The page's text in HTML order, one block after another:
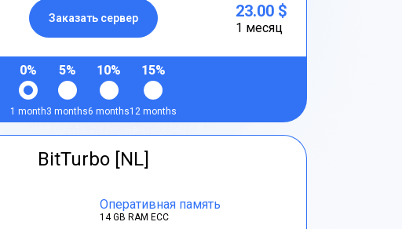
Заказать сервер 23.00 $
1 месяц
0%
1 month
5%
3 months
10%
6 months
15%
12 months
BitTurbo [NL]
Оперативная память
14 GB RAM ECC